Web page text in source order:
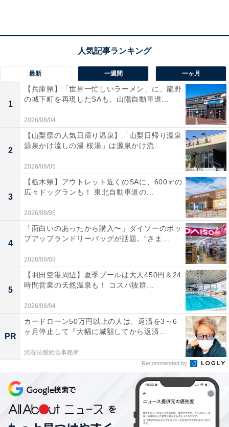
所在地：鳥取県東伯郡湯梨浜町はわい温泉35-2
庄ICからR179北上／西からは中国道落合JCTから米子
道、R313を経てR179北上
料金
大人1名（参考価格）：15,180円
※料金は公式Webサイト参考価格
※プラン・部屋により価格は変動します
チェックイン・チェックアウト
チェックイン：15:00
チェックアウト：10:00
※プランにより時間が異なる可能性があります
あわせて読みたい
【はわい温泉の人気ホテル】「はわい温泉 民
宿鯉の湯」は源泉掛け流しの温泉と絶品海鮮
最新 一週間 一ヶ月
1
【兵庫県】「世界一忙しいラーメン」に、龍野
の城下町を再現したSAも。山陽自動車道...
2026/08/04
2
【山梨県の人気日帰り温泉】「山梨日帰り温泉
源泉かけ流しの湯 桜湯」は源泉かけ流...
2026/08/05
3
【栃木県】アウトレット近くのSAに、600㎡の
広々ドッグランも！ 東北自動車道の...
2026/08/05
4
「面白いのあったから購入〜」ダイソーのポッ
プアップランドリーバッグが話題。“さま...
2026/08/03
5
【羽田空港周辺】夏季プールは大人450円＆24
時間営業の天然温泉も！ コスパ抜群...
2026/08/04
PR
カードローン50万円以上の人は、返済を3～6
ヶ月停止して『大幅に減額してから返済...
渋谷法務総合事務所
Recommended by